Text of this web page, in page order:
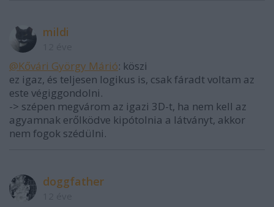
mildi
@Kővári György Márió: köszi
ez igaz, és teljesen logikus is, csak fáradt voltam az
este végiggondolni.
-> szépen megvárom az igazi 3D-t, ha nem kell az
agyamnak erőlködve kipótolnia a látványt, akkor
nem fogok szédülni.
doggfather